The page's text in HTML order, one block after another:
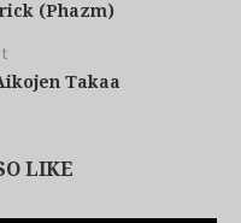
(Phazm)
Takaa
LIKE